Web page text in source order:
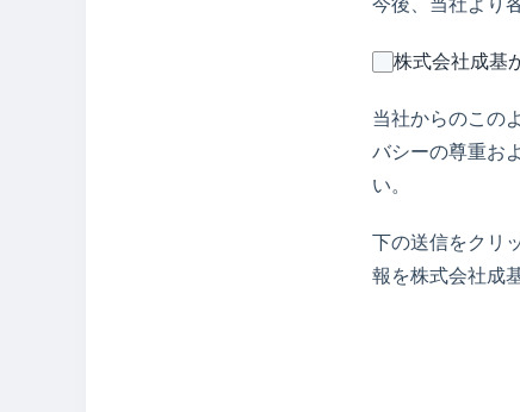
今後、当社より
株式会社成基
当社からのこの
バシーの尊重お
い。
下の送信をクリ
報を株式会社成